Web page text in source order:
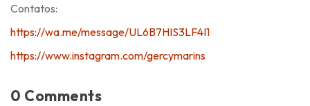
Contatos:
https://wa.me/message/UL6B7HIS3LF4I1
https://www.instagram.com/gercymarins
0 Comments